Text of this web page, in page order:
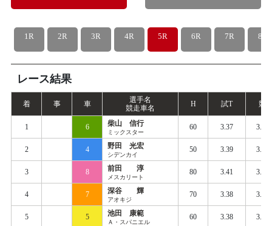
1R 2R 3R 4R 5R 6R 7R 8R
レース結果
着 事 車
選手名
競走車名
H 試T 競
1 6 柴山 信行
ミックスター
60 3.37 3.440
2 4 野田 光宏
シデンカイ
50 3.39 3.467
3 8 前田 淳
メスカリート
80 3.41 3.447
4 7 深谷 輝
アオキジ
70 3.38 3.467
5 5 池田 康範
Ａ・スパニエル
60 3.38 3.484